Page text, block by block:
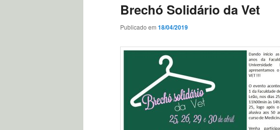
Brechó Solidário da Vet
Publicado em 18/04/2019